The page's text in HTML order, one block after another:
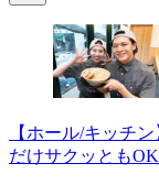
【ホール/キッチ
だけサクッとも